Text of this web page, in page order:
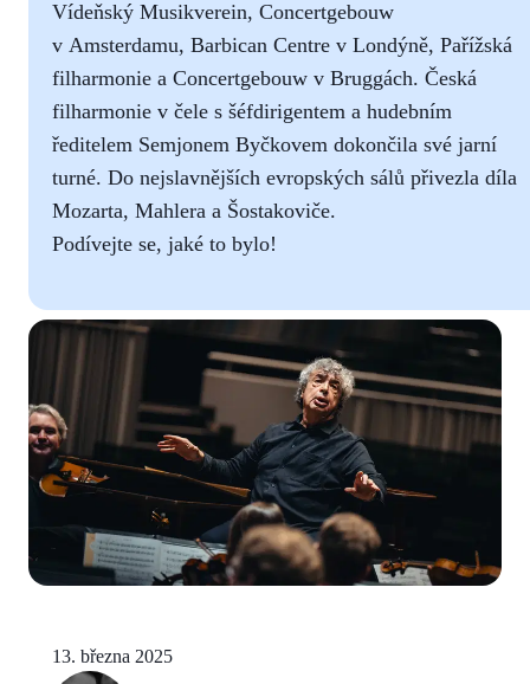
Vídeňský Musikverein, Concertgebouw
v Amsterdamu, Barbican Centre v Londýně, Pařížská
filharmonie a Concertgebouw v Bruggách. Česká
filharmonie v čele s šéfdirigentem a hudebním
ředitelem Semjonem Byčkovem dokončila své jarní
turné. Do nejslavnějších evropských sálů přivezla díla
Mozarta, Mahlera a Šostakoviče.
Podívejte se, jaké to bylo!
13. března 2025